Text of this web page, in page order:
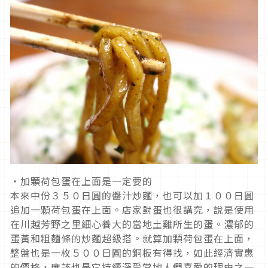
・加顆荷包蛋在上面是一定要的
本來中份３５０日圓的醬汁炒麵，也可以加１００日圓
追加一顆荷包蛋在上面。店家對蛋也很講究，說是使用
在川越芳野之里細心養大的當地土雞所生的蛋。濃郁的
蛋黃和粗麵條的炒麵超級搭。就算加顆荷包蛋在上面，
整盤也是一枚５００日圓的銅板有得找，如此經濟實惠